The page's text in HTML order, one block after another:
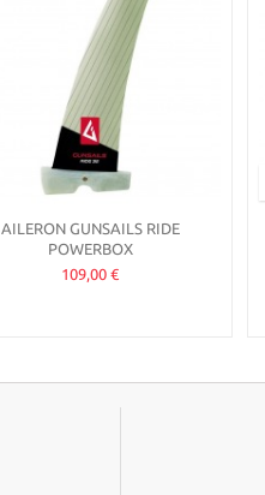
AILERON GUNSAILS RIDE
POWERBOX
109,00 €